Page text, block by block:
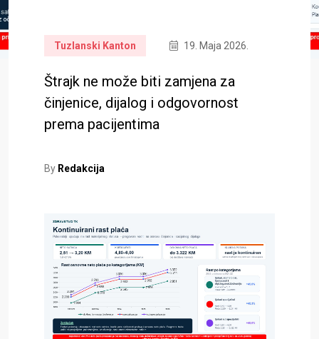
Tuzlanski Kanton 19. Maja 2026.
Štrajk ne može biti zamjena za
činjenice, dijalog i odgovornost
prema pacijentima
By Redakcija